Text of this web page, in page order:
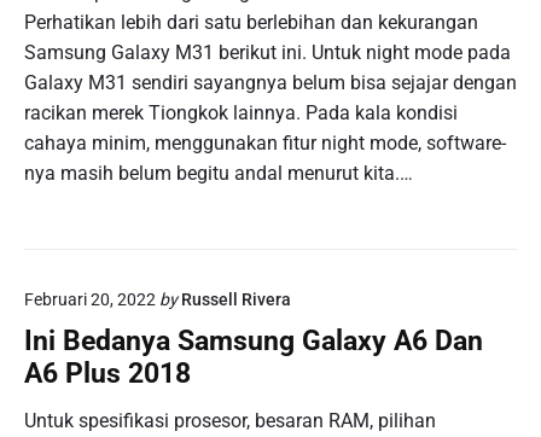
Perhatikan lebih dari satu berlebihan dan kekurangan
Samsung Galaxy M31 berikut ini. Untuk night mode pada
Galaxy M31 sendiri sayangnya belum bisa sejajar dengan
racikan merek Tiongkok lainnya. Pada kala kondisi
cahaya minim, menggunakan fitur night mode, software-
nya masih belum begitu andal menurut kita.…
Februari 20, 2022 by Russell Rivera
Ini Bedanya Samsung Galaxy A6 Dan
A6 Plus 2018
Untuk spesifikasi prosesor, besaran RAM, pilihan